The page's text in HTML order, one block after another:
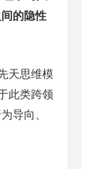
的隐性
天思维模
此类跨领
导向、